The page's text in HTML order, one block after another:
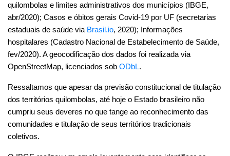
cumpriu seus deveres no que tange ao reconhecimento das
comunidades e titulação de seus territórios tradicionais
coletivos.
O IBGE realizou um amplo levantamento para identificar as
localidades quilombolas em todo o Brasil. Esse levantamento,
servirá de base para realização do primeiro censo demográfico
que indicará quantos são e onde estão os as pessoas
quilombolas no Brasil. A Base Territorial Censitária do IBGE, que
encontra-se em consolidação para o Censo Demográfico 2020,
adiado para 2021, teve sua divulgação antecipada para